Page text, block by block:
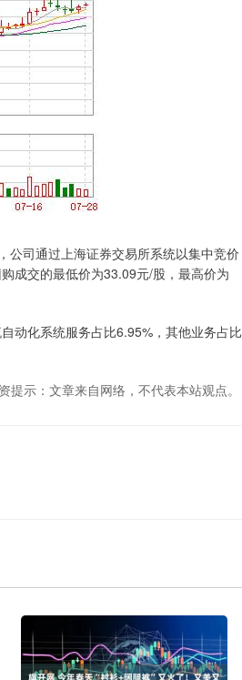
公司通过上海证券交易所系统以集中竞价
成交的最低价为33.09元/股，最高价为
动化系统服务占比6.95%，其他业务占比
提示：文章来自网络，不代表本站观点。